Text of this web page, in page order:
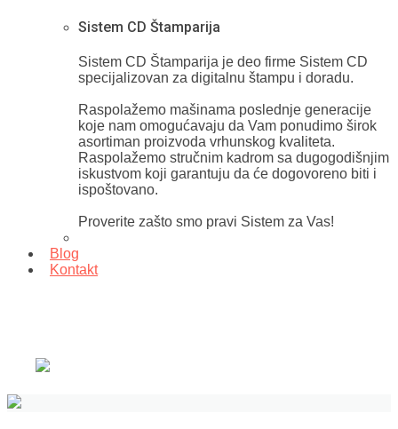
Sistem CD Štamparija
Sistem CD Štamparija je deo firme Sistem CD
specijalizovan za digitalnu štampu i doradu.
Raspolažemo mašinama poslednje generacije
koje nam omogućavaju da Vam ponudimo širok
asortiman proizvoda vrhunskog kvaliteta.
Raspolažemo stručnim kadrom sa dugogodišnjim
iskustvom koji garantuju da će dogovoreno biti i
ispoštovano.
Proverite zašto smo pravi Sistem za Vas!
Blog
Kontakt